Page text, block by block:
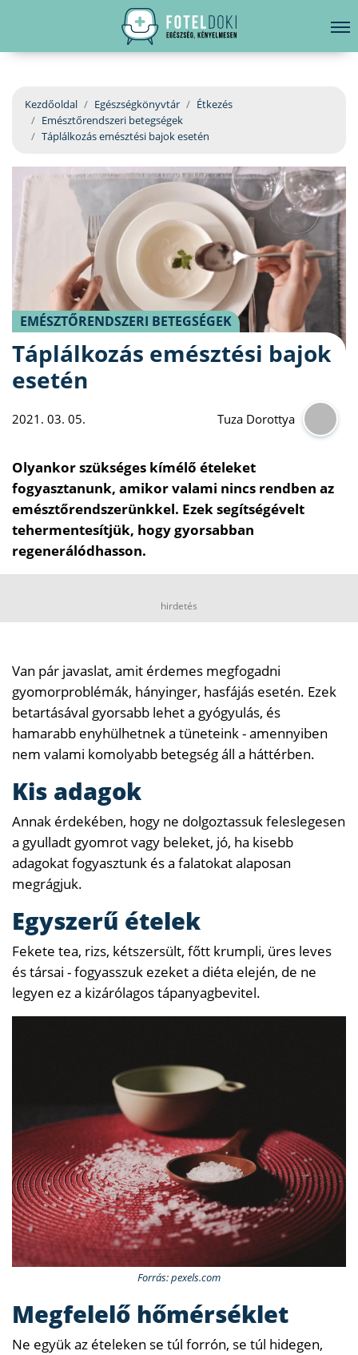
EGÉSZSÉGKÖNYVTÁR
BETEGSÉGKALAUZ
ÜGYELETKERESŐ
ORVOS VÁLASZOL
ORVOSKERESŐ
hirdetés
Kezdőoldal Egészségkönyvtár
Étkezés
Emésztőrendszeri betegségek
Táplálkozás emésztési bajok esetén
EMÉSZTŐRENDSZERI BETEGSÉGEK
Táplálkozás emésztési bajok
esetén
2021. 03. 05. Tuza Dorottya
Olyankor szükséges kímélő ételeket
fogyasztanunk, amikor valami nincs rendben az
emésztőrendszerünkkel. Ezek segítségévelt
tehermentesítjük, hogy gyorsabban
regenerálódhasson.
hirdetés
Van pár javaslat, amit érdemes megfogadni
gyomorproblémák, hányinger, hasfájás esetén. Ezek
betartásával gyorsabb lehet a gyógyulás, és
hamarabb enyhülhetnek a tüneteink - amennyiben
nem valami komolyabb betegség áll a háttérben.
Kis adagok
Annak érdekében, hogy ne dolgoztassuk feleslegesen
a gyulladt gyomrot vagy beleket, jó, ha kisebb
adagokat fogyasztunk és a falatokat alaposan
megrágjuk.
Egyszerű ételek
Fekete tea, rizs, kétszersült, főtt krumpli, üres leves
és társai - fogyasszuk ezeket a diéta elején, de ne
legyen ez a kizárólagos tápanyagbevitel.
Forrás: pexels.com
Megfelelő hőmérséklet
Ne együk az ételeken se túl forrón, se túl hidegen,